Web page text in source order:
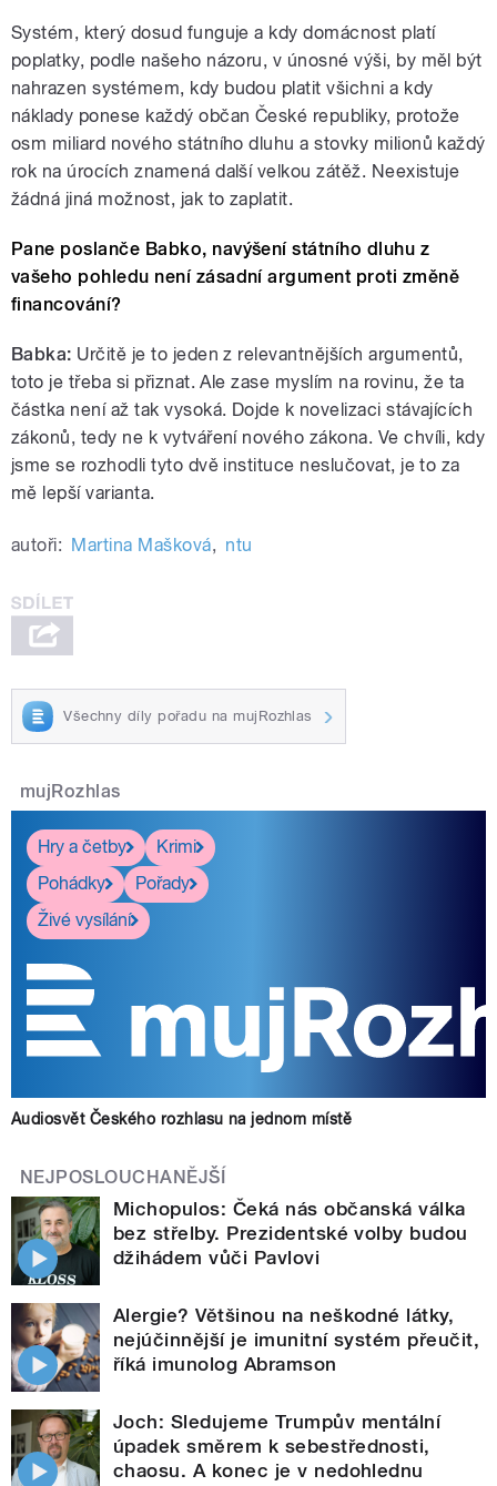
Systém, který dosud funguje a kdy domácnost platí
poplatky, podle našeho názoru, v únosné výši, by měl být
nahrazen systémem, kdy budou platit všichni a kdy
náklady ponese každý občan České republiky, protože
osm miliard nového státního dluhu a stovky milionů každý
rok na úrocích znamená další velkou zátěž. Neexistuje
žádná jiná možnost, jak to zaplatit.
Pane poslanče Babko, navýšení státního dluhu z
vašeho pohledu není zásadní argument proti změně
financování?
Babka: Určitě je to jeden z relevantnějších argumentů,
toto je třeba si přiznat. Ale zase myslím na rovinu, že ta
částka není až tak vysoká. Dojde k novelizaci stávajících
zákonů, tedy ne k vytváření nového zákona. Ve chvíli, kdy
jsme se rozhodli tyto dvě instituce neslučovat, je to za
mě lepší varianta.
autoři: Martina Mašková, ntu
Všechny díly pořadu na mujRozhlas
mujRozhlas
Hry a četby
Krimi
Pohádky
Pořady
Živé vysílání
Audiosvět Českého rozhlasu na jednom místě
NEJPOSLOUCHANĚJŠÍ
Michopulos: Čeká nás občanská válka
bez střelby. Prezidentské volby budou
džihádem vůči Pavlovi
Alergie? Většinou na neškodné látky,
nejúčinnější je imunitní systém přeučit,
říká imunolog Abramson
Joch: Sledujeme Trumpův mentální
úpadek směrem k sebestřednosti,
chaosu. A konec je v nedohlednu